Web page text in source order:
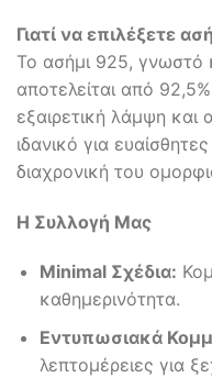
Γιατί να επιλέξετε
Το ασήμι 925, γνωστό
αποτελείται από
εξαιρετική λάμψη και
ιδανικό για
διαχρονική του
Η Συλλογή Μας
Minimal Σχέδια:
καθημερινότητα.
Εντυπωσιακά
λεπτομέρειες για